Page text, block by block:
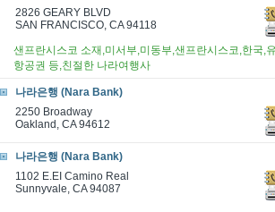
2826 GEARY BLVD
SAN FRANCISCO, CA 94118
샌프란시스코 소재,미서부,미동부,샌프란시스코,한국,
항공권 등,친절한 나라여행사
나라은행 (Nara Bank)
2250 Broadway
Oakland, CA 94612
나라은행 (Nara Bank)
1102 E.EI Camino Real
Sunnyvale, CA 94087